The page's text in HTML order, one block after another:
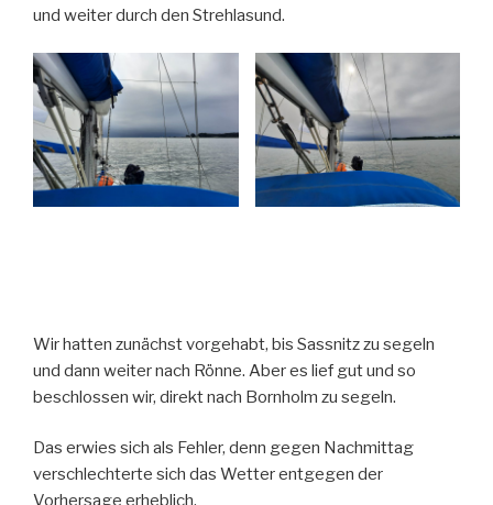
und weiter durch den Strehlasund.
Wir hatten zunächst vorgehabt, bis Sassnitz zu segeln
und dann weiter nach Rönne. Aber es lief gut und so
beschlossen wir, direkt nach Bornholm zu segeln.
Das erwies sich als Fehler, denn gegen Nachmittag
verschlechterte sich das Wetter entgegen der
Vorhersage erheblich.